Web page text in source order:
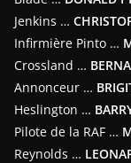
Jenkins …
Infirmière Pinto …
Crossland …
Annonceur …
Heslington …
Pilote de la RAF …
Reynolds …